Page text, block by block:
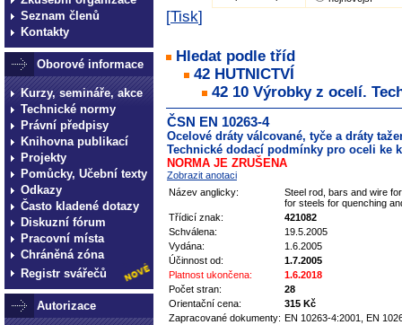
Seznam členů
Kontakty
Oborové informace
Kurzy, semináře, akce
Technické normy
Právní předpisy
Knihovna publikací
Projekty
Pomůcky, Učební texty
Odkazy
Často kladené dotazy
Diskuzní fórum
Pracovní místa
Chráněná zóna
Registr svářečů
Autorizace
[Tisk]
Hledat podle tříd
42 HUTNICTVÍ
42 10 Výrobky z ocelí.
ČSN EN 10263-4
Ocelové dráty válcované, tyče a dráty
Technické dodací podmínky pro oceli ke
NORMA JE ZRUŠENA
Zobrazit anotaci
Název anglicky:
Steel rod, bars and wire
for steels for quenching
Třídicí znak:
421082
Schválena:
19.5.2005
Vydána:
1.6.2005
Účinnost od:
1.7.2005
Platnost ukončena:
1.6.2018
Počet stran:
28
Orientační cena:
315 Kč
Zapracované dokumenty: EN 10263-4:2001, EN